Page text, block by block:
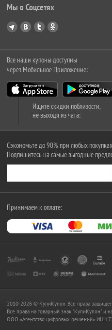
Мы в Соцсетях
Все наши купоны доступны
через Мобильное Приложение:
Ищите скидки поблизости,
не выходя из чата:
Сэкономьте до 90% при любых покупках
Подпишитесь на самые выгодные
Принимаем к оплате:
2010-2026 © КупиКупон. Все права
Все права на товарный знак "КупиКупон" и
OOO «Агентство цифровых решений» ИНН